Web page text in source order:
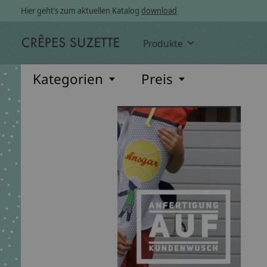
Hier geht’s zum aktuellen Katalog download
Produkte
Kategorien Preis